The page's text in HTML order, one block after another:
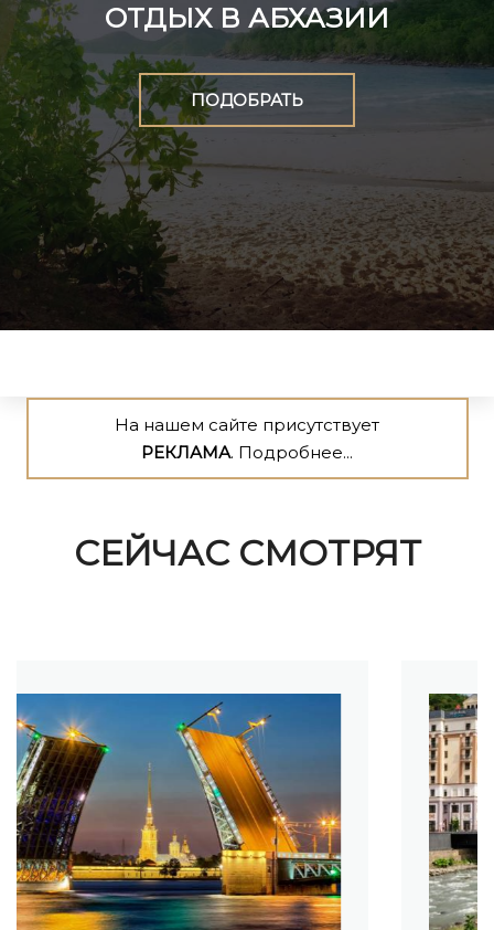
ОТДЫХ В АБХАЗИИ
ПОДОБРАТЬ
На нашем сайте присутствует
РЕКЛАМА. Подробнее...
СЕЙЧАС СМОТРЯТ